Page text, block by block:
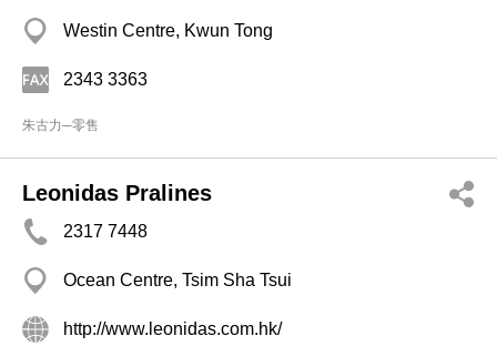
Westin Centre, Kwun Tong
2343 3363
朱古力─零售
Leonidas Pralines
2317 7448
Ocean Centre, Tsim Sha Tsui
http://www.leonidas.com.hk/